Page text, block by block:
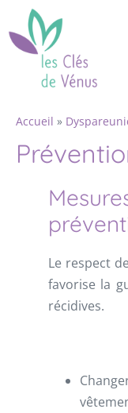
Accueil »
Le respect
favorise la
récidives.